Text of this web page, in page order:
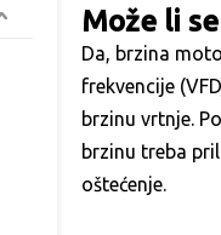
Može li
Da, brzina
frekvencije
brzinu vrtnje.
brzinu treba
oštećenje.